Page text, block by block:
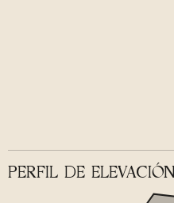
PERFIL DE ELEVACIÓN